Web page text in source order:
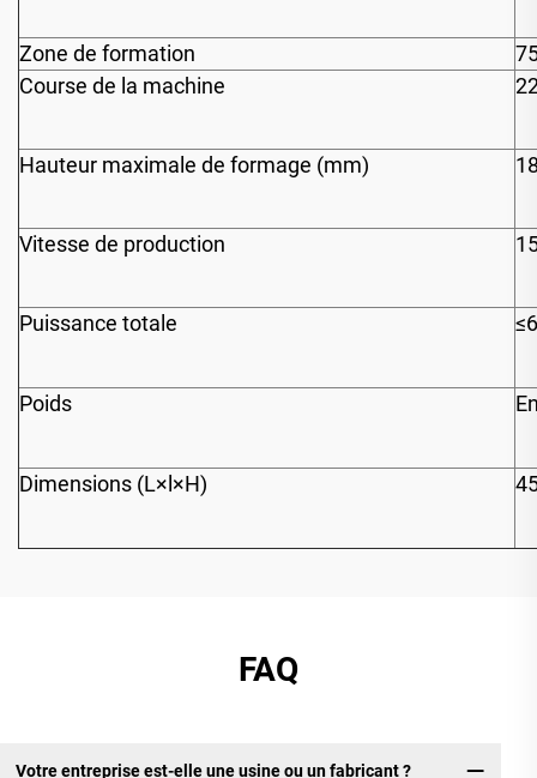
Zone de formation
Course de la machine
Hauteur maximale de formage (mm)
Vitesse de production
Puissance totale
Poids
Dimensions (L×l×H)
FAQ
Votre entreprise est-elle une usine ou un fabricant ?